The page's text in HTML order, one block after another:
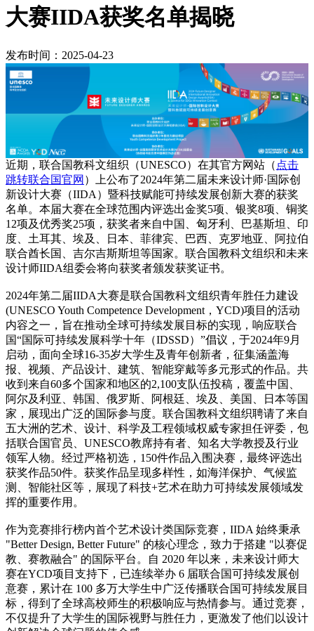
大赛IIDA获奖名单揭晓
发布时间：2025-04-23
近期，联合国教科文组织（UNESCO）在其官方网站（ 点击
跳转联合国官网 ）上公布了2024年第二届未来设计师·国际创
新设计大赛（IIDA）暨科技赋能可持续发展创新大赛的获奖
名单。本届大赛在全球范围内评选出金奖5项、银奖8项、铜奖
12项及优秀奖25项，获奖者来自中国、匈牙利、巴基斯坦、印
度、土耳其、埃及、日本、菲律宾、巴西、克罗地亚、阿拉伯
联合酋长国、吉尔吉斯斯坦等国家。联合国教科文组织和未来
设计师IIDA组委会将向获奖者颁发获奖证书。
2024年第二届IIDA大赛是联合国教科文组织青年胜任力建设
(UNESCO Youth Competence Development，YCD)项目的活动
内容之一，旨在推动全球可持续发展目标的实现，响应联合
国“国际可持续发展科学十年（IDSSD）”倡议，于2024年9月
启动，面向全球16-35岁大学生及青年创新者，征集涵盖海
报、视频、产品设计、建筑、智能穿戴等多元形式的作品。共
收到来自60多个国家和地区的2,100支队伍投稿，覆盖中国、
阿尔及利亚、韩国、俄罗斯、阿根廷、埃及、美国、日本等国
家，展现出广泛的国际参与度。联合国教科文组织聘请了来自
五大洲的艺术、设计、科学及工程领域权威专家担任评委，包
括联合国官员、UNESCO教席持有者、知名大学教授及行业
领军人物。经过严格初选，150件作品入围决赛，最终评选出
获奖作品50件。获奖作品呈现多样性，如海洋保护、气候监
测、智能社区等，展现了科技+艺术在助力可持续发展领域发
挥的重要作用。
作为竞赛排行榜内首个艺术设计类国际竞赛，IIDA 始终秉承
"Better Design, Better Future" 的核心理念，致力于搭建 "以赛促
教、赛教融合" 的国际平台。自 2020 年以来，未来设计师大
赛在YCD项目支持下，已连续举办 6 届联合国可持续发展创
意赛，累计在 100 多万大学生中广泛传播联合国可持续发展目
标，得到了全球高校师生的积极响应与热情参与。通过竞赛，
不仅提升了大学生的国际视野与胜任力，更激发了他们以设计